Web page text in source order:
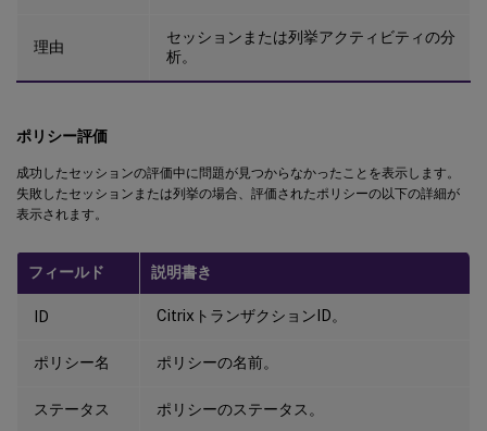
理由
セッションまたは列挙アクティビティの分
析。
ポリシー評価
成功したセッションの評価中に問題が見つからなかったことを表示します。
失敗したセッションまたは列挙の場合、評価されたポリシーの以下の詳細が
表示されます。
フィールド 説明書き
ID CitrixトランザクションID。
ポリシー名 ポリシーの名前。
ステータス ポリシーのステータス。